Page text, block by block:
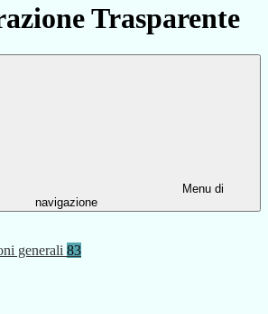
Trasparente
Menu di
navigazione
generali 83